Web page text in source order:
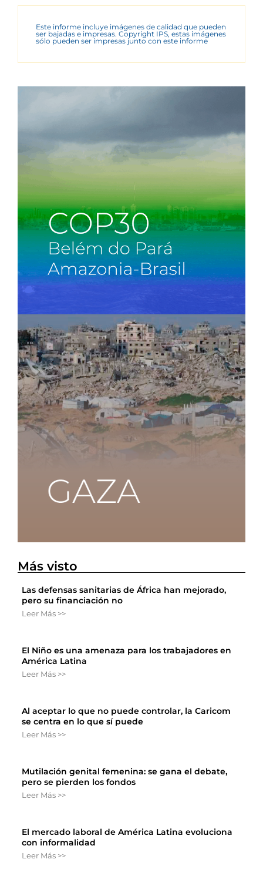
Este informe incluye imágenes de calidad que pueden
ser bajadas e impresas. Copyright IPS, estas imágenes
sólo pueden ser impresas junto con este informe
Más visto
Las defensas sanitarias de África han mejorado,
pero su financiación no
Leer Más >>
El Niño es una amenaza para los trabajadores en
América Latina
Leer Más >>
Al aceptar lo que no puede controlar, la Caricom
se centra en lo que sí puede
Leer Más >>
Mutilación genital femenina: se gana el debate,
pero se pierden los fondos
Leer Más >>
El mercado laboral de América Latina evoluciona
con informalidad
Leer Más >>